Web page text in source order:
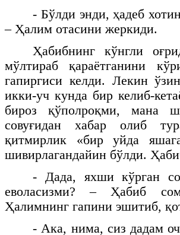
- Бўлди энди, ҳадеб
– Ҳалим отасини жеркиди.
Ҳабибнинг кўнгли
мўлтираб қараётганини
гапиргиси келди. Лекин
икки-уч кунда бир келиб-
бироз қўполроқми, мана
совуғидан хабар олиб
қитмирлик «бир уйда
шивирлагандайин бўлди.
- Дада, яхши кўрган
еволасизми? – Ҳабиб
Ҳалимнинг гапини эшитиб,
- Ака, нима, сиз дадам